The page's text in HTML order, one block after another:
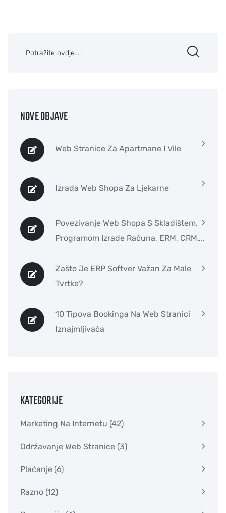
NOVE OBJAVE
Web Stranice Za Apartmane I Vile
Izrada Web Shopa Za Ljekarne
Povezivanje Web Shopa S Skladištem,
Programom Izrade Računa, ERM, CRM….
Zašto Je ERP Softver Važan Za Male
Tvrtke?
10 Tipova Bookinga Na Web Stranici
Iznajmljivača
KATEGORIJE
Marketing Na Internetu (42)
Održavanje Web Stranice (3)
Plaćanje (6)
Razno (12)